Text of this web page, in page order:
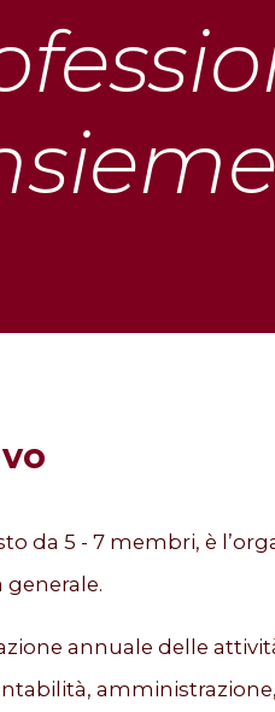
da 5 - 7 membri, è
generale.
annuale delle